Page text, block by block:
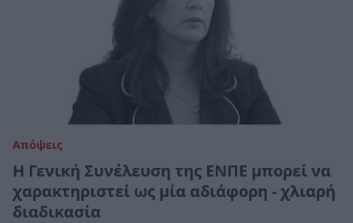
Απόψεις
Η Γενική Συνέλευση της ΕΝΠΕ μπορεί να
χαρακτηριστεί ως μία αδιάφορη - χλιαρή
διαδικασία